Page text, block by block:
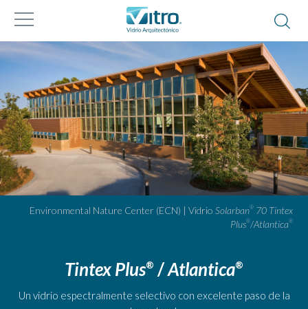
Environmental Nature Center (ECN) | Vidrio Solarban® 70 Tintex
Plus®/Atlantica®
Tintex Plus® /Atlantica®
Un vidrio espectralmente selectivo con excelente paso de la